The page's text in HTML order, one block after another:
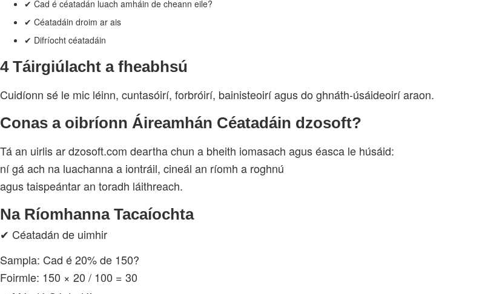
✔ Cad é céatadán luach amháin de cheann eile?
✔ Céatadáin droim ar ais
✔ Difríocht céatadáin
4 Táirgiúlacht a fheabhsú
Cuidíonn sé le mic léinn, cuntasóirí, forbróirí, bainisteoirí agus do ghnáth‑úsáideoirí araon.
Conas a oibríonn Áireamhán Céatadáin dzosoft?
Tá an uirlis ar dzosoft.com deartha chun a bheith iomasach agus éasca le húsáid:
ní gá ach na luachanna a iontráil, cineál an ríomh a roghnú
agus taispeántar an toradh láithreach.
Na Ríomhanna Tacaíochta
✔ Céatadán de uimhir
Sampla: Cad é 20% de 150?
Foirmle: 150 × 20 / 100 = 30